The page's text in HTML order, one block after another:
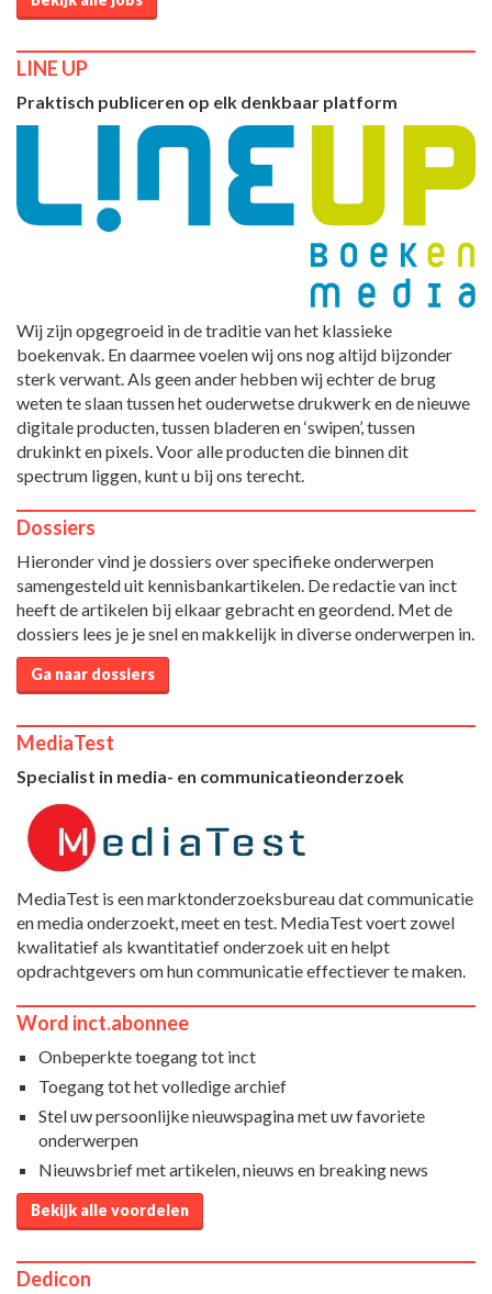
LINE UP
Praktisch publiceren op elk denkbaar platform
Wij zijn opgegroeid in de traditie van het klassieke
boekenvak. En daarmee voelen wij ons nog altijd bijzonder
sterk verwant. Als geen ander hebben wij echter de brug
weten te slaan tussen het ouderwetse drukwerk en de nieuwe
digitale producten, tussen bladeren en ‘swipen’, tussen
drukinkt en pixels. Voor alle producten die binnen dit
spectrum liggen, kunt u bij ons terecht.
Dossiers
Hieronder vind je dossiers over specifieke onderwerpen
samengesteld uit kennisbankartikelen. De redactie van inct
heeft de artikelen bij elkaar gebracht en geordend. Met de
dossiers lees je je snel en makkelijk in diverse onderwerpen in.
Ga naar dossiers
MediaTest
Specialist in media- en communicatieonderzoek
MediaTest is een marktonderzoeksbureau dat communicatie
en media onderzoekt, meet en test. MediaTest voert zowel
kwalitatief als kwantitatief onderzoek uit en helpt
opdrachtgevers om hun communicatie effectiever te maken.
Word inct.abonnee
Onbeperkte toegang tot inct
Toegang tot het volledige archief
Stel uw persoonlijke nieuwspagina met uw favoriete
onderwerpen
Nieuwsbrief met artikelen, nieuws en breaking news
Bekijk alle voordelen
Dedicon